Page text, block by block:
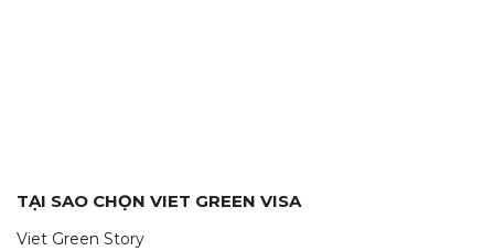
TẠI SAO CHỌN VIET GREEN VISA
Viet Green Story